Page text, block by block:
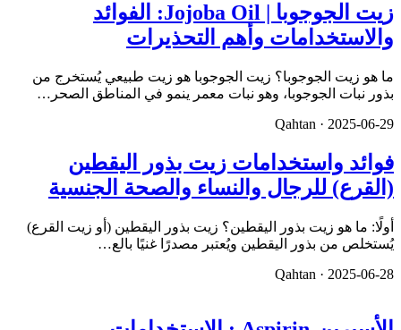
زيت الجوجوبا | Jojoba Oil: الفوائد
والاستخدامات وأهم التحذيرات
ما هو زيت الجوجوبا؟ زيت الجوجوبا هو زيت طبيعي يُستخرج من
بذور نبات الجوجوبا، وهو نبات معمر ينمو في المناطق الصحر…
Qahtan · 2025-06-29
فوائد واستخدامات زيت بذور اليقطين
(القرع) للرجال والنساء والصحة الجنسية
أولًا: ما هو زيت بذور اليقطين؟ زيت بذور اليقطين (أو زيت القرع)
يُستخلص من بذور اليقطين ويُعتبر مصدرًا غنيًا بالع…
Qahtan · 2025-06-28